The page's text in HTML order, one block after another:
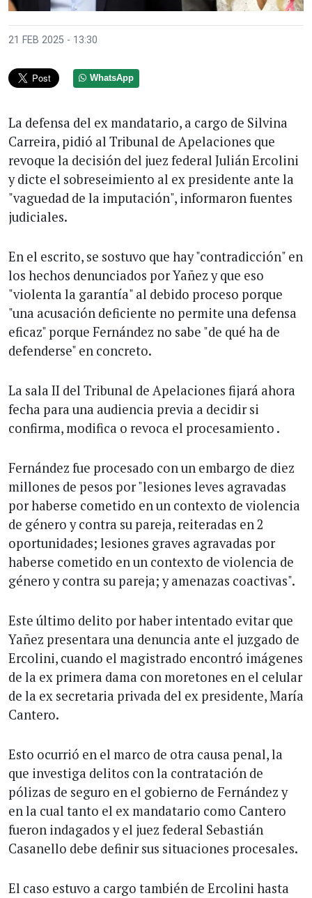
21 FEB 2025 - 13:30
WhatsApp
La defensa del ex mandatario, a cargo de Silvina
Carreira, pidió al Tribunal de Apelaciones que
revoque la decisión del juez federal Julián Ercolini
y dicte el sobreseimiento al ex presidente ante la
"vaguedad de la imputación", informaron fuentes
judiciales.
En el escrito, se sostuvo que hay "contradicción" en
los hechos denunciados por Yañez y que eso
"violenta la garantía" al debido proceso porque
"una acusación deficiente no permite una defensa
eficaz" porque Fernández no sabe "de qué ha de
defenderse" en concreto.
La sala II del Tribunal de Apelaciones fijará ahora
fecha para una audiencia previa a decidir si
confirma, modifica o revoca el procesamiento .
Fernández fue procesado con un embargo de diez
millones de pesos por "lesiones leves agravadas
por haberse cometido en un contexto de violencia
de género y contra su pareja, reiteradas en 2
oportunidades; lesiones graves agravadas por
haberse cometido en un contexto de violencia de
género y contra su pareja; y amenazas coactivas".
Este último delito por haber intentado evitar que
Yañez presentara una denuncia ante el juzgado de
Ercolini, cuando el magistrado encontró imágenes
de la ex primera dama con moretones en el celular
de la ex secretaria privada del ex presidente, María
Cantero.
Esto ocurrió en el marco de otra causa penal, la
que investiga delitos con la contratación de
pólizas de seguro en el gobierno de Fernández y
en la cual tanto el ex mandatario como Cantero
fueron indagados y el juez federal Sebastián
Casanello debe definir sus situaciones procesales.
El caso estuvo a cargo también de Ercolini hasta